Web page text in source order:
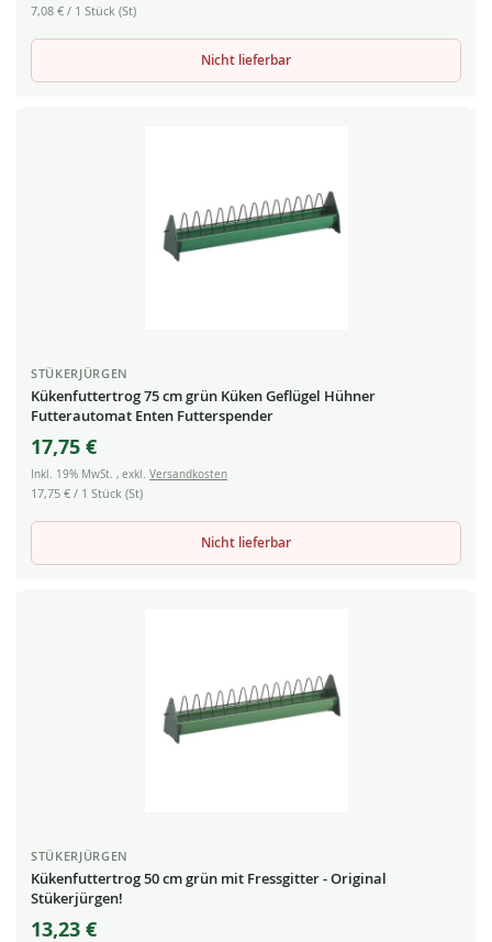
7,08 € / 1 Stück (St)
Nicht lieferbar
STÜKERJÜRGEN
Kükenfuttertrog 75 cm grün Küken Geflügel Hühner
Futterautomat Enten Futterspender
17,75 €
Inkl. 19% MwSt. , exkl. Versandkosten
17,75 € / 1 Stück (St)
Nicht lieferbar
STÜKERJÜRGEN
Kükenfuttertrog 50 cm grün mit Fressgitter - Original
Stükerjürgen!
13,23 €